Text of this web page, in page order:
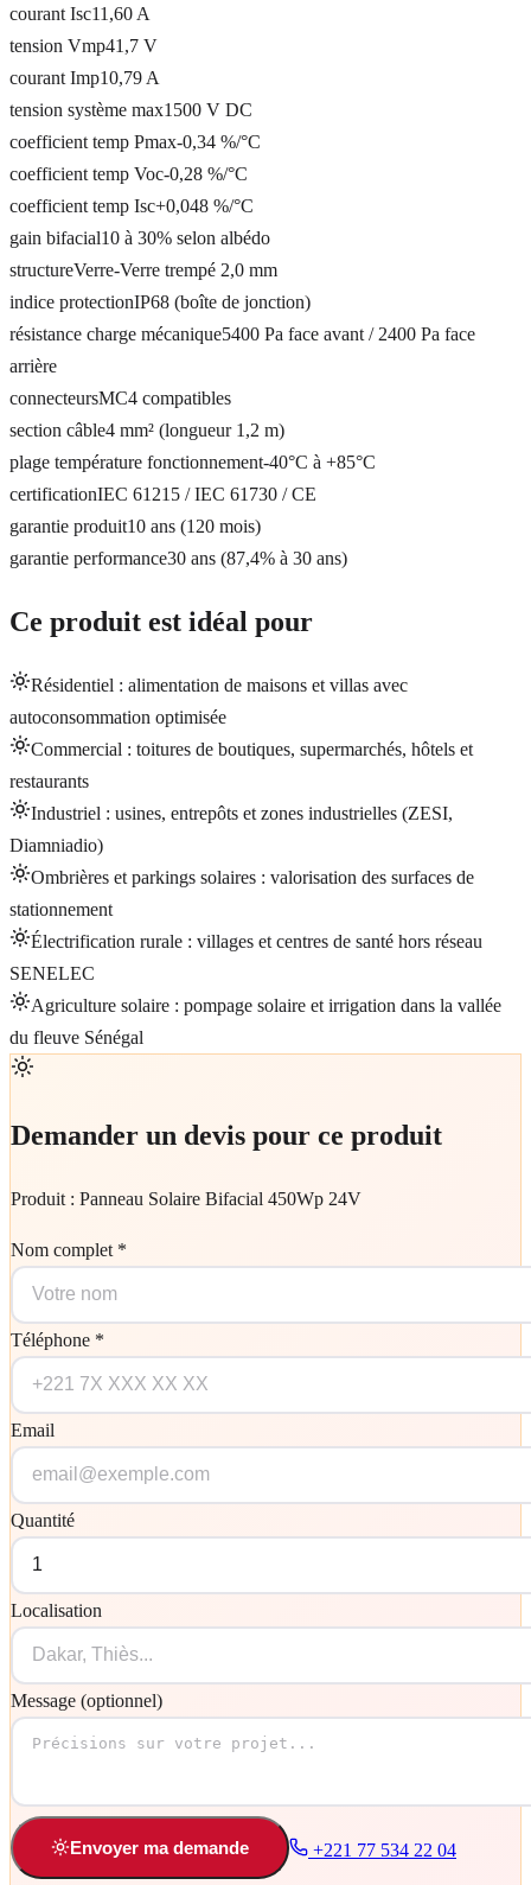
courant Isc11,60 A
tension Vmp41,7 V
courant Imp10,79 A
tension système max1500 V DC
coefficient temp Pmax-0,34 %/°C
coefficient temp Voc-0,28 %/°C
coefficient temp Isc+0,048 %/°C
gain bifacial10 à 30% selon albédo
structureVerre-Verre trempé 2,0 mm
indice protectionIP68 (boîte de jonction)
résistance charge mécanique5400 Pa face avant / 2400 Pa face
arrière
connecteursMC4 compatibles
section câble4 mm² (longueur 1,2 m)
plage température fonctionnement-40°C à +85°C
certificationIEC 61215 / IEC 61730 / CE
garantie produit10 ans (120 mois)
garantie performance30 ans (87,4% à 30 ans)
Ce produit est idéal pour
Résidentiel : alimentation de maisons et villas avec
autoconsommation optimisée
Commercial : toitures de boutiques, supermarchés, hôtels et
restaurants
Industriel : usines, entrepôts et zones industrielles (ZESI,
Diamniadio)
Ombrières et parkings solaires : valorisation des surfaces de
stationnement
Électrification rurale : villages et centres de santé hors réseau
SENELEC
Agriculture solaire : pompage solaire et irrigation dans la vallée
du fleuve Sénégal
Demander un devis pour ce produit
Produit : Panneau Solaire Bifacial 450Wp 24V
Nom complet *
Téléphone *
Email
Quantité
Localisation
Message (optionnel)
Envoyer ma demande +221 77 534 22 04